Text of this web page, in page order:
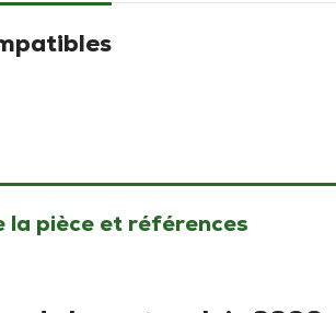
la pièce et références